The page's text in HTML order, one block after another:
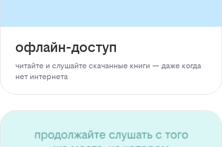
офлайн-доступ
читайте и слушайте скачанные книги — даже когда
нет интернета